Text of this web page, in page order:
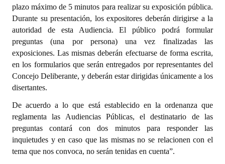
plazo máximo de 5 minutos para realizar su exposición pública.
Durante su presentación, los expositores deberán dirigirse a la
autoridad de esta Audiencia. El público podrá formular
preguntas (una por persona) una vez finalizadas las
exposiciones. Las mismas deberán efectuarse de forma escrita,
en los formularios que serán entregados por representantes del
Concejo Deliberante, y deberán estar dirigidas únicamente a los
disertantes.
De acuerdo a lo que está establecido en la ordenanza que
reglamenta las Audiencias Públicas, el destinatario de las
preguntas contará con dos minutos para responder las
inquietudes y en caso que las mismas no se relacionen con el
tema que nos convoca, no serán tenidas en cuenta”.